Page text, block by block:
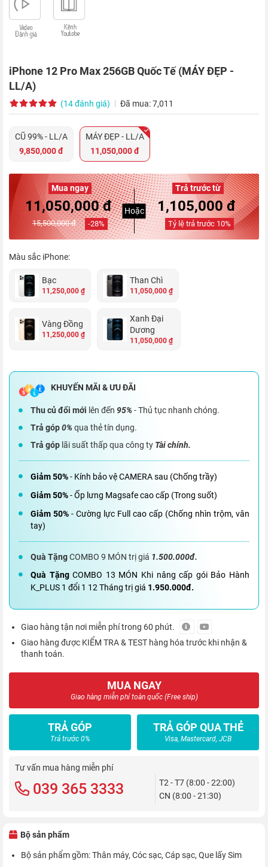
iPhone 12 Pro Max 256GB Quốc Tế (MÁY ĐẸP -
LL/A)
(14 đánh giá) Đã mua: 7,011
CŨ 99% - LL/A
9,850,000 đ
MÁY ĐẸP - LL/A
11,050,000 đ
Mua ngay
11,050,000 đ
15,500,000 đ -28%
Hoặc
Trả trước từ
1,105,000 đ
Tỷ lệ trả trước 10%
Màu sắc iPhone:
Bạc
11,250,000 ₫
Than Chì
11,050,000 ₫
Vàng Đồng
11,250,000 ₫
Xanh Đại
Dương
11,050,000 ₫
Thu củ đổi mới lên đến 95%- Thủ tục nhanh chóng.
Trả góp0%qua thẻ tín dụng.
Trả góp lãi suất thấp qua công ty Tài chính.
Giảm 50%- Kính bảo vệ CAMERA sau (Chống trầy)
Giảm 50%- Ốp lưng Magsafe cao cấp (Trong suốt)
Giảm 50% - Cường lực Full cao cấp (Chống nhìn trộm, vân
tay)
Quà TặngCOMBO 9 MÓN trị giá 1.500.000đ.
Quà TặngCOMBO 13 MÓN Khi nâng cấp gói Bảo Hành
K_PLUS 1 đổi 1 12 Tháng trị giá 1.950.000đ.
Giao hàng tận nơi miễn phí trong 60 phút.
Giao hàng được KIỂM TRA & TEST hàng hóa trước khi nhận &
thanh toán.
MUA NGAY
Giao hàng miễn phí toàn quốc (Free ship)
TRẢ GÓP
Trả trước 0%
TRẢ GÓP QUA THẺ
Visa, Mastercard, JCB
Tư vấn mua hàng miễn phí
039 365 3333
T2 - T7 (8:00 - 22:00)
CN (8:00 - 21:30)
Bộ sản phẩm
Bộ sản phẩm gồm: Thân máy, Cóc sạc, Cáp sạc, Que lấy Sim